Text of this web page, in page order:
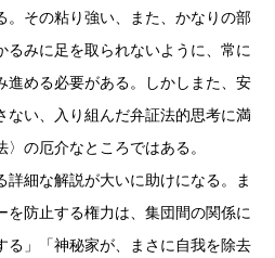
。その粘り強い、また、かなりの部
るみに足を取られないように、常に
進める必要がある。しかしまた、安
ない、入り組んだ弁証法的思考に満
の厄介なところではある。
細な解説が大いに助けになる。ま
を防止する権力は、集団間の関係に
る」「神秘家が、まさに自我を除去